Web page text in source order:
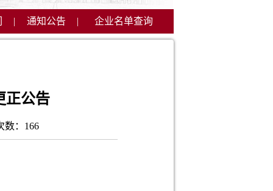
| 通知公告 | 企业名单查询
正公告
： 166